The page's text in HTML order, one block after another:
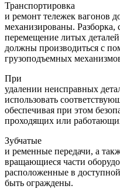
Транспортировка
и ремонт тележек вагонов
механизированы. Разборка,
перемещение литых
должны производиться с
грузоподъемных
При
удалении неисправных
использовать
обеспечивая при этом
проходящих или
Зубчатые
и ременные передачи, а
вращающиеся части
расположенные в
быть ограждены.